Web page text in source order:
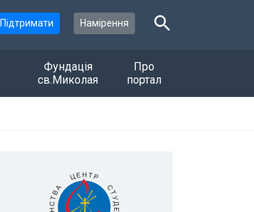
Підтримати Намірення
Фундація
св.Миколая
Про
портал